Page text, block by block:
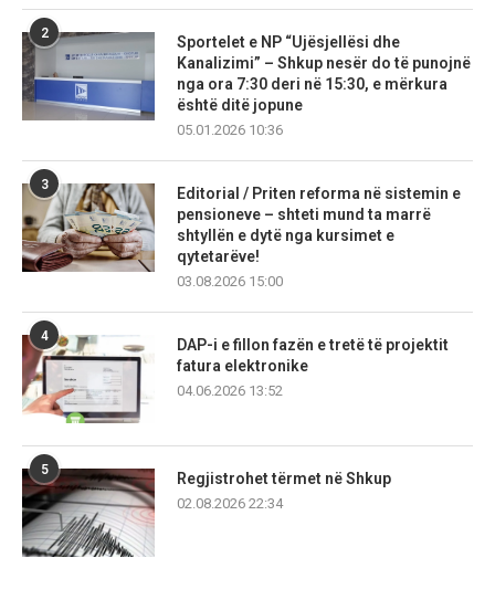
2
Sportelet e NP “Ujësjellësi dhe
Kanalizimi” – Shkup nesër do të punojnë
nga ora 7:30 deri në 15:30, e mërkura
është ditë jopune
05.01.2026 10:36
3
Editorial / Priten reforma në sistemin e
pensioneve – shteti mund ta marrë
shtyllën e dytë nga kursimet e
qytetarëve!
03.08.2026 15:00
4
DAP-i e fillon fazën e tretë të projektit
fatura elektronike
04.06.2026 13:52
5
Regjistrohet tërmet në Shkup
02.08.2026 22:34